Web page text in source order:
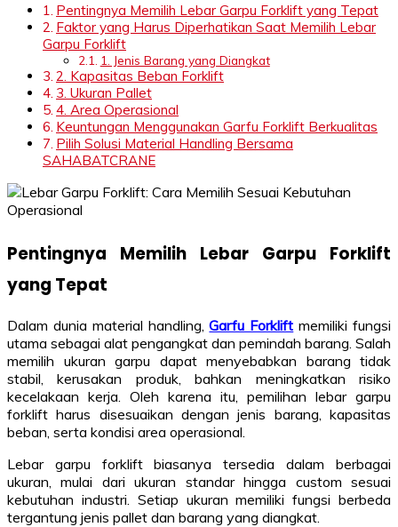
Pentingnya Memilih Lebar Garpu Forklift yang Tepat
Faktor yang Harus Diperhatikan Saat Memilih Lebar
Garpu Forklift
1. Jenis Barang yang Diangkat
2. Kapasitas Beban Forklift
3. Ukuran Pallet
4. Area Operasional
Keuntungan Menggunakan Garfu Forklift Berkualitas
Pilih Solusi Material Handling Bersama
SAHABATCRANE
Pentingnya Memilih Lebar Garpu Forklift
yang Tepat
Dalam dunia material handling,Garfu Forklift memiliki fungsi
utama sebagai alat pengangkat dan pemindah barang. Salah
memilih ukuran garpu dapat menyebabkan barang tidak
stabil, kerusakan produk, bahkan meningkatkan risiko
kecelakaan kerja. Oleh karena itu, pemilihan lebar garpu
forklift harus disesuaikan dengan jenis barang, kapasitas
beban, serta kondisi area operasional.
Lebar garpu forklift biasanya tersedia dalam berbagai
ukuran, mulai dari ukuran standar hingga custom sesuai
kebutuhan industri. Setiap ukuran memiliki fungsi berbeda
tergantung jenis pallet dan barang yang diangkat.